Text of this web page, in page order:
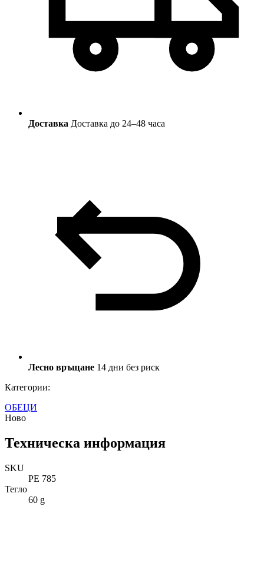
Доставка Доставка до 24–48 часа
Лесно връщане 14 дни без риск
Категории:
ОБЕЦИ
Ново
Техническа информация
SKU
PE 785
Тегло
60 g